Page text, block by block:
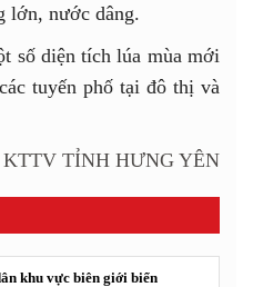
lớn, nước dâng.
số diện tích lúa mùa mới
tuyến phố tại đô thị và
TỈNH HƯNG YÊN
khu vực biên giới biển